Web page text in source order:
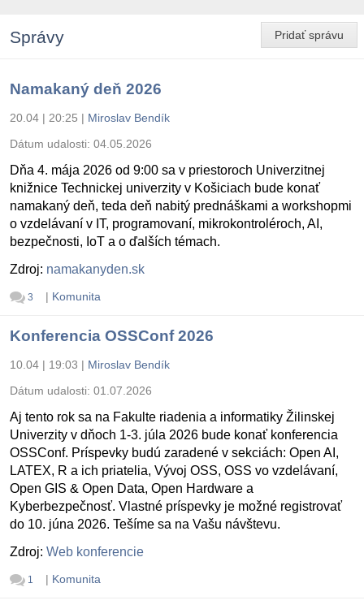
Pridať správu
Správy
Namakaný deň 2026
20.04 | 20:25 | Miroslav Bendík
Dátum udalosti: 04.05.2026
Dňa 4. mája 2026 od 9:00 sa v priestoroch Univerzitnej
knižnice Technickej univerzity v Košiciach bude konať
namakaný deň, teda deň nabitý prednáškami a workshopmi
o vzdelávaní v IT, programovaní, mikrokontroléroch, AI,
bezpečnosti, IoT a o ďalších témach.
Zdroj: namakanyden.sk
3 | Komunita
Konferencia OSSConf 2026
10.04 | 19:03 | Miroslav Bendík
Dátum udalosti: 01.07.2026
Aj tento rok sa na Fakulte riadenia a informatiky Žilinskej
Univerzity v dňoch 1-3. júla 2026 bude konať konferencia
OSSConf. Príspevky budú zaradené v sekciách: Open AI,
LATEX, R a ich priatelia, Vývoj OSS, OSS vo vzdelávaní,
Open GIS & Open Data, Open Hardware a
Kyberbezpečnosť. Vlastné príspevky je možné registrovať
do 10. júna 2026. Tešíme sa na Vašu návštevu.
Zdroj: Web konferencie
1 | Komunita